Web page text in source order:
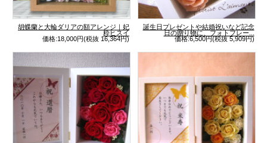
胡蝶蘭と大輪ダリアの額アレンジ｜妃
粋ヒスイ
価格:18,000円(税抜 16,364円)
誕生日プレゼントや結婚祝いなど記念
日の贈り物に、フォトフレー...
価格:6,500円(税抜 5,909円)